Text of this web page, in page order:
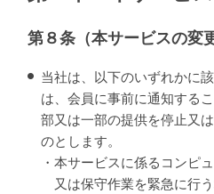
第８条（本サービスの変
当社は、以下のいずれかに
は、会員に事前に通知する
部又は一部の提供を停止又
のとします。
・本サービスに係るコンピ
又は保守作業を緊急に行